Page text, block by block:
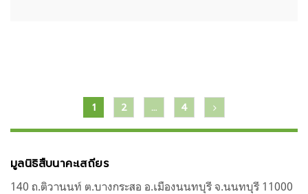
เรื่อง
1 2 … 4
มูลนิธิสืบนาคะเสถียร
140 ถ.ติวานนท์ ต.บางกระสอ อ.เมืองนนทบุรี จ.นนทบุรี 11000